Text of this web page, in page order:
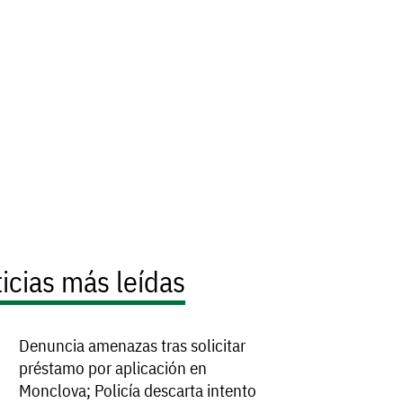
más leídas
Denuncia amenazas tras solicitar
préstamo por aplicación en
Monclova; Policía descarta intento